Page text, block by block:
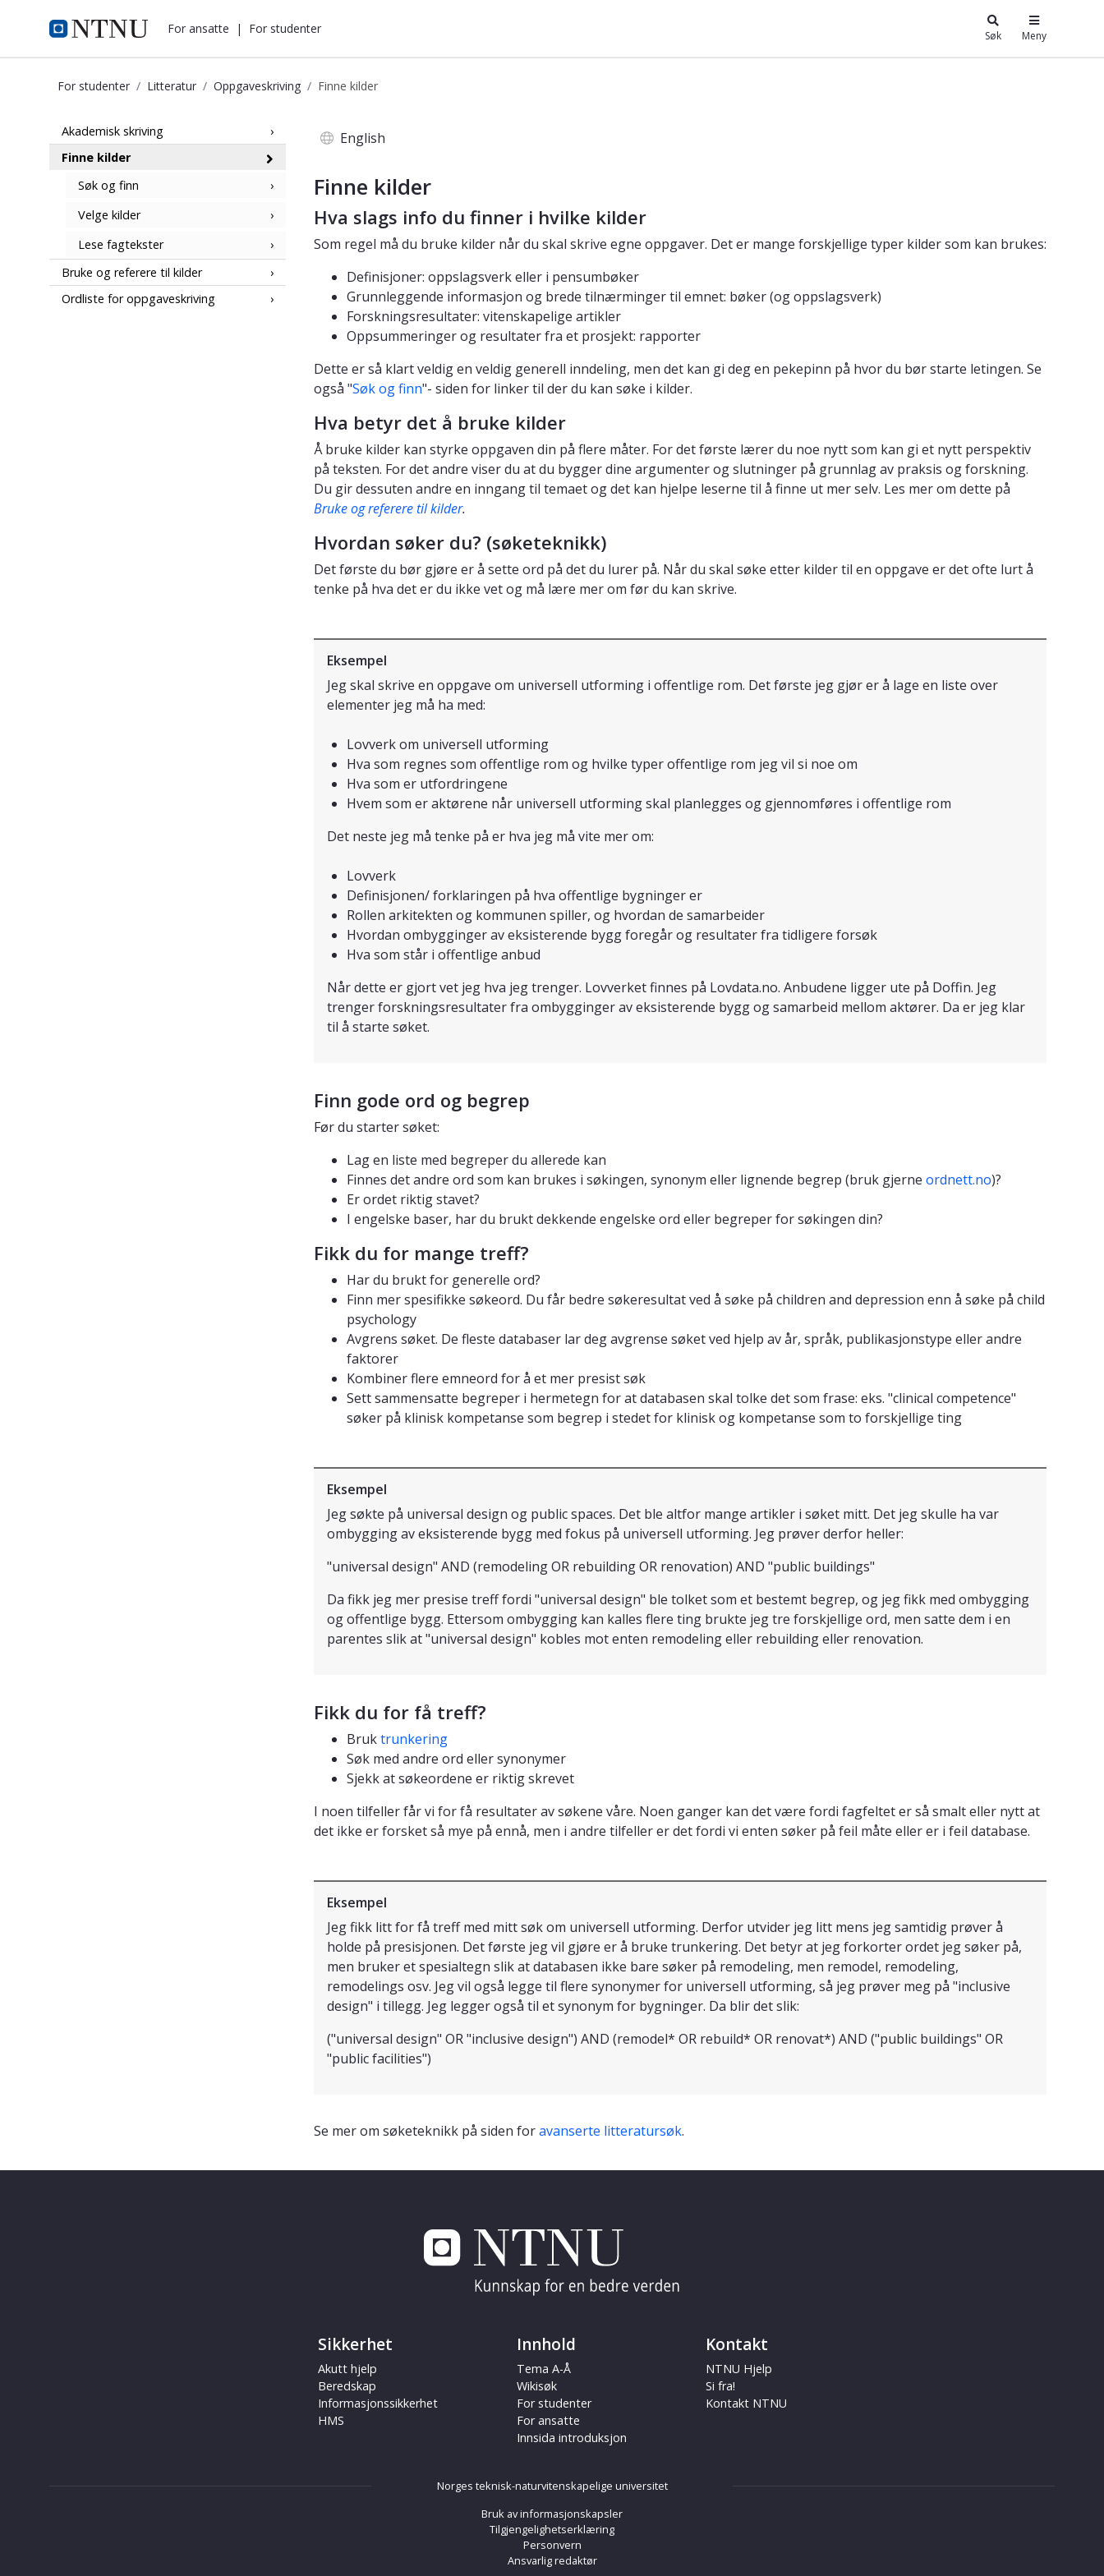
i.ntnu.no For ansatte | For studenter Søk Meny
For studenter Litteratur Oppgaveskriving Finne kilder
Oppgaveskriving - Finne kilder
Akademisk skriving
Finne kilder
Søk og finn
Velge kilder
Lese fagtekster
Bruke og referere til kilder
Ordliste for oppgaveskriving
English
Finne kilder
Hva slags info du finner i hvilke kilder
Som regel må du bruke kilder når du skal skrive egne oppgaver. Det er mange forskjellige typer kilder som kan brukes:
Definisjoner: oppslagsverk eller i pensumbøker
Grunnleggende informasjon og brede tilnærminger til emnet: bøker (og oppslagsverk)
Forskningsresultater: vitenskapelige artikler
Oppsummeringer og resultater fra et prosjekt: rapporter
Dette er så klart veldig en veldig generell inndeling, men det kan gi deg en pekepinn på hvor du bør starte letingen. Se
også "Søk og finn"- siden for linker til der du kan søke i kilder.
Hva betyr det å bruke kilder
Å bruke kilder kan styrke oppgaven din på flere måter. For det første lærer du noe nytt som kan gi et nytt perspektiv
på teksten. For det andre viser du at du bygger dine argumenter og slutninger på grunnlag av praksis og forskning.
Du gir dessuten andre en inngang til temaet og det kan hjelpe leserne til å finne ut mer selv. Les mer om dette på
Bruke og referere til kilder.
Hvordan søker du? (søketeknikk)
Det første du bør gjøre er å sette ord på det du lurer på. Når du skal søke etter kilder til en oppgave er det ofte lurt å
tenke på hva det er du ikke vet og må lære mer om før du kan skrive.
Eksempel
Jeg skal skrive en oppgave om universell utforming i offentlige rom. Det første jeg gjør er å lage en liste over
elementer jeg må ha med:
Lovverk om universell utforming
Hva som regnes som offentlige rom og hvilke typer offentlige rom jeg vil si noe om
Hva som er utfordringene
Hvem som er aktørene når universell utforming skal planlegges og gjennomføres i offentlige rom
Det neste jeg må tenke på er hva jeg må vite mer om:
Lovverk
Definisjonen/ forklaringen på hva offentlige bygninger er
Rollen arkitekten og kommunen spiller, og hvordan de samarbeider
Hvordan ombygginger av eksisterende bygg foregår og resultater fra tidligere forsøk
Hva som står i offentlige anbud
Når dette er gjort vet jeg hva jeg trenger. Lovverket finnes på Lovdata.no. Anbudene ligger ute på Doffin. Jeg
trenger forskningsresultater fra ombygginger av eksisterende bygg og samarbeid mellom aktører. Da er jeg klar
til å starte søket.
Finn gode ord og begrep
Før du starter søket:
Lag en liste med begreper du allerede kan
Finnes det andre ord som kan brukes i søkingen, synonym eller lignende begrep (bruk gjerne ordnett.no)?
Er ordet riktig stavet?
I engelske baser, har du brukt dekkende engelske ord eller begreper for søkingen din?
Fikk du for mange treff?
Har du brukt for generelle ord?
Finn mer spesifikke søkeord. Du får bedre søkeresultat ved å søke på children and depression enn å søke på child
psychology
Avgrens søket. De fleste databaser lar deg avgrense søket ved hjelp av år, språk, publikasjonstype eller andre
faktorer
Kombiner flere emneord for å et mer presist søk
Sett sammensatte begreper i hermetegn for at databasen skal tolke det som frase: eks. "clinical competence"
søker på klinisk kompetanse som begrep i stedet for klinisk og kompetanse som to forskjellige ting
Eksempel
Jeg søkte på universal design og public spaces. Det ble altfor mange artikler i søket mitt. Det jeg skulle ha var
ombygging av eksisterende bygg med fokus på universell utforming. Jeg prøver derfor heller:
"universal design" AND (remodeling OR rebuilding OR renovation) AND "public buildings"
Da fikk jeg mer presise treff fordi "universal design" ble tolket som et bestemt begrep, og jeg fikk med ombygging
og offentlige bygg. Ettersom ombygging kan kalles flere ting brukte jeg tre forskjellige ord, men satte dem i en
parentes slik at "universal design" kobles mot enten remodeling eller rebuilding eller renovation.
Fikk du for få treff?
Bruktrunkering
Søk med andre ord eller synonymer
Sjekk at søkeordene er riktig skrevet
I noen tilfeller får vi for få resultater av søkene våre. Noen ganger kan det være fordi fagfeltet er så smalt eller nytt at
det ikke er forsket så mye på ennå, men i andre tilfeller er det fordi vi enten søker på feil måte eller er i feil database.
Eksempel
Jeg fikk litt for få treff med mitt søk om universell utforming. Derfor utvider jeg litt mens jeg samtidig prøver å
holde på presisjonen. Det første jeg vil gjøre er å bruke trunkering. Det betyr at jeg forkorter ordet jeg søker på,
men bruker et spesialtegn slik at databasen ikke bare søker på remodeling, men remodel, remodeling,
remodelings osv. Jeg vil også legge til flere synonymer for universell utforming, så jeg prøver meg på "inclusive
design" i tillegg. Jeg legger også til et synonym for bygninger. Da blir det slik:
("universal design" OR "inclusive design") AND (remodel* OR rebuild* OR renovat*) AND ("public buildings" OR
"public facilities")
Se mer om søketeknikk på siden foravanserte litteratursøk.
Sikkerhet
Akutt hjelp
Beredskap
Informasjonssikkerhet
HMS
Innhold
Tema A-Å
Wikisøk
For studenter
For ansatte
Innsida introduksjon
Kontakt
NTNU Hjelp
Si fra!
Kontakt NTNU
Norges teknisk-naturvitenskapelige universitet
Bruk av informasjonskapsler
Tilgjengelighetserklæring
Personvern
Ansvarlig redaktør